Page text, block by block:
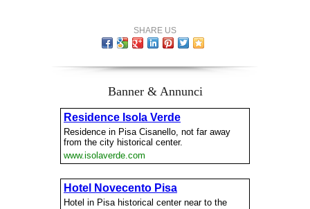
SHARE US
Banner & Annunci